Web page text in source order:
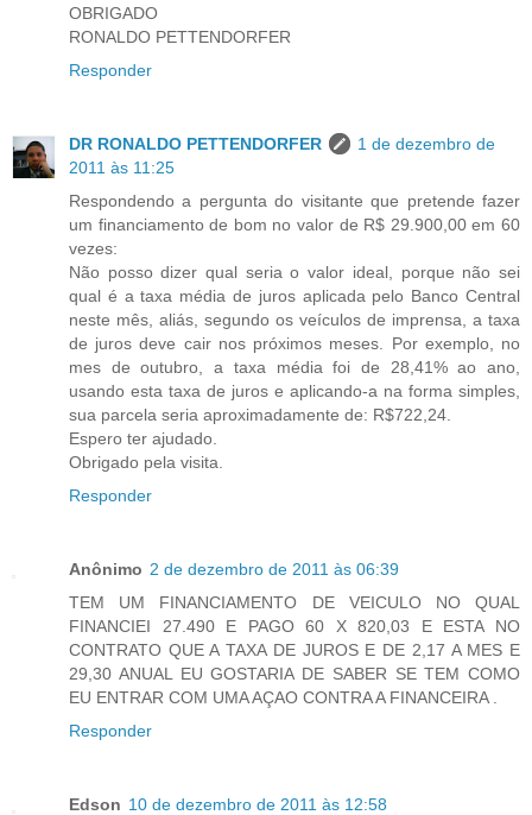
OBRIGADO
RONALDO PETTENDORFER
Responder
DR RONALDO PETTENDORFER
1 de dezembro de
2011 às 11:25
Respondendo a pergunta do visitante que pretende fazer
um financiamento de bom no valor de R$ 29.900,00 em 60
vezes:
Não posso dizer qual seria o valor ideal, porque não sei
qual é a taxa média de juros aplicada pelo Banco Central
neste mês, aliás, segundo os veículos de imprensa, a taxa
de juros deve cair nos próximos meses. Por exemplo, no
mes de outubro, a taxa média foi de 28,41% ao ano,
usando esta taxa de juros e aplicando-a na forma simples,
sua parcela seria aproximadamente de: R$722,24.
Espero ter ajudado.
Obrigado pela visita.
Responder
Anônimo 2 de dezembro de 2011 às 06:39
TEM UM FINANCIAMENTO DE VEICULO NO QUAL
FINANCIEI 27.490 E PAGO 60 X 820,03 E ESTA NO
CONTRATO QUE A TAXA DE JUROS E DE 2,17 A MES E
29,30 ANUAL EU GOSTARIA DE SABER SE TEM COMO
EU ENTRAR COM UMA AÇAO CONTRA A FINANCEIRA .
Responder
Edson 10 de dezembro de 2011 às 12:58